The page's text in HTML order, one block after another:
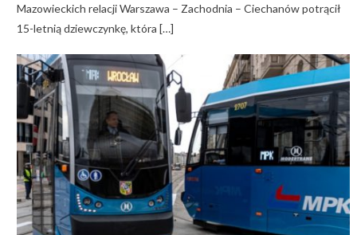
Mazowieckich relacji Warszawa – Zachodnia – Ciechanów potrącił
15-letnią dziewczynkę, która […]